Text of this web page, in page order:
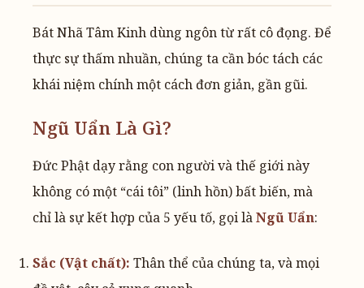
Bát Nhã Tâm Kinh dùng ngôn từ rất cô đọng. Để
thực sự thấm nhuần, chúng ta cần bóc tách các
khái niệm chính một cách đơn giản, gần gũi.
Ngũ Uẩn Là Gì?
Đức Phật dạy rằng con người và thế giới này
không có một “cái tôi” (linh hồn) bất biến, mà
chỉ là sự kết hợp của 5 yếu tố, gọi làNgũ Uẩn:
Sắc (Vật chất): Thân thể của chúng ta, và mọi